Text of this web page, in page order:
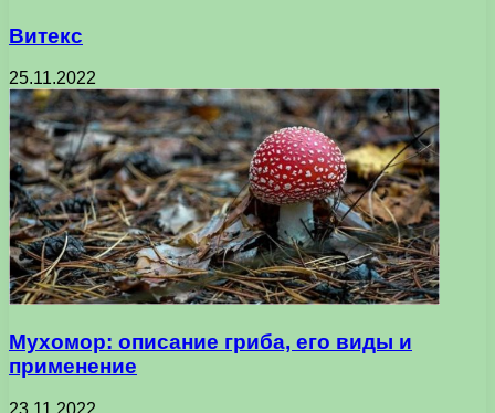
Витекс
25.11.2022
Мухомор: описание гриба, его виды и
применение
23.11.2022